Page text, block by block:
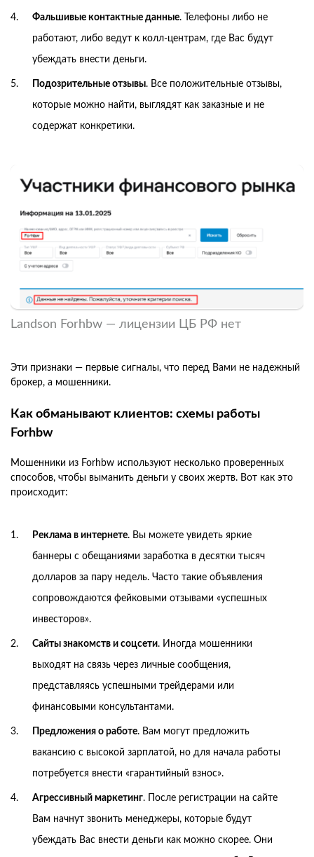
Фальшивые контактные данные. Телефоны либо не
работают, либо ведут к колл-центрам, где Вас будут
убеждать внести деньги.
Подозрительные отзывы. Все положительные отзывы,
которые можно найти, выглядят как заказные и не
содержат конкретики.
Landson Forhbw — лицензии ЦБ РФ нет
Эти признаки — первые сигналы, что перед Вами не надежный
брокер, а мошенники.
Как обманывают клиентов: схемы работы
Forhbw
Мошенники из Forhbw используют несколько проверенных
способов, чтобы выманить деньги у своих жертв. Вот как это
происходит:
Реклама в интернете. Вы можете увидеть яркие
баннеры с обещаниями заработка в десятки тысяч
долларов за пару недель. Часто такие объявления
сопровождаются фейковыми отзывами «успешных
инвесторов».
Сайты знакомств и соцсети. Иногда мошенники
выходят на связь через личные сообщения,
представляясь успешными трейдерами или
финансовыми консультантами.
Предложения о работе. Вам могут предложить
вакансию с высокой зарплатой, но для начала работы
потребуется внести «гарантийный взнос».
Агрессивный маркетинг. После регистрации на сайте
Вам начнут звонить менеджеры, которые будут
убеждать Вас внести деньги как можно скорее. Они